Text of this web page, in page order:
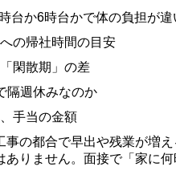
台か6時台かで体の負担が違
の帰社時間の目安
閑散期」の差
隔週休みなのか
手当の金額
の都合で早出や残業が増え
りません。面接で「家に